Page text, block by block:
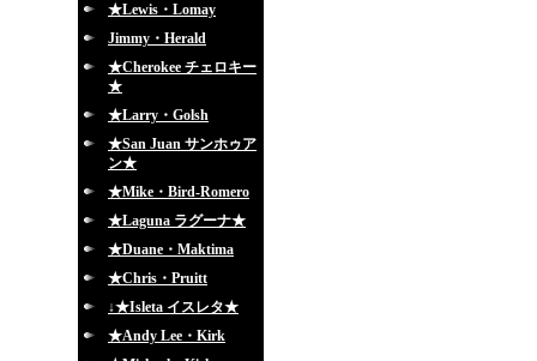
★Lewis・Lomay
Jimmy・Herald
★Cherokee チェロキー
★
★Larry・Golsh
★San Juan サンホゥア
ン★
★Mike・Bird-Romero
★Laguna ラグーナ★
★Duane・Maktima
★Chris・Pruitt
↓★Isleta イスレタ★
★Andy Lee・Kirk